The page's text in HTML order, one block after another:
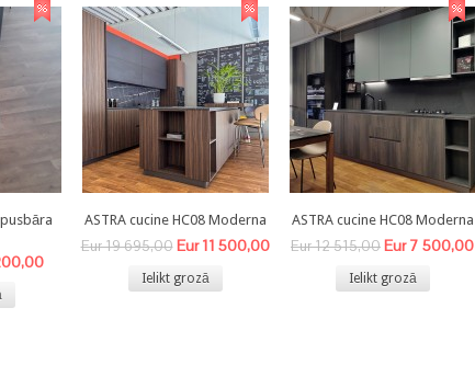
pusbāra
ASTRA cucine HC08 Moderna
Eur 19 695,00 Eur 11 500,00
Ielikt grozā
ASTRA cucine HC08 Moderna
Eur 12 515,00Eur 7 500,00
Ielikt grozā